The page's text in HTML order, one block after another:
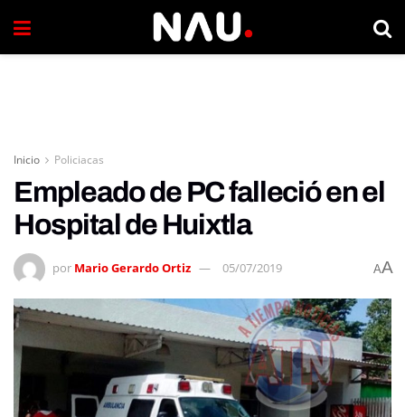
Inicio Policiacas
Empleado de PC falleció en el
Hospital de Huixtla
por Mario Gerardo Ortiz 05/07/2019 AA